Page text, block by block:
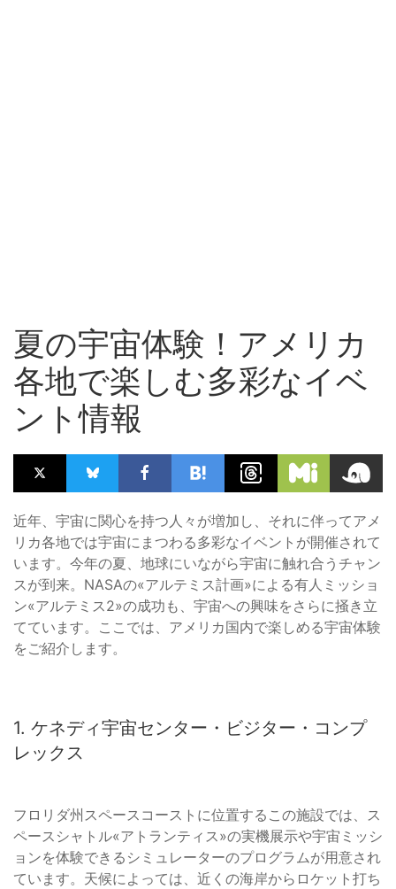
夏の宇宙体験！アメリカ
各地で楽しむ多彩なイベ
ント情報
近年、宇宙に関心を持つ人々が増加し、それに伴ってアメ
リカ各地では宇宙にまつわる多彩なイベントが開催されて
います。今年の夏、地球にいながら宇宙に触れ合うチャン
スが到来。NASAの«アルテミス計画»による有人ミッショ
ン«アルテミス2»の成功も、宇宙への興味をさらに掻き立
てています。ここでは、アメリカ国内で楽しめる宇宙体験
をご紹介します。
1. ケネディ宇宙センター・ビジター・コンプ
レックス
フロリダ州スペースコーストに位置するこの施設では、ス
ペースシャトル«アトランティス»の実機展示や宇宙ミッシ
ョンを体験できるシミュレーターのプログラムが用意され
ています。天候によっては、近くの海岸からロケット打ち